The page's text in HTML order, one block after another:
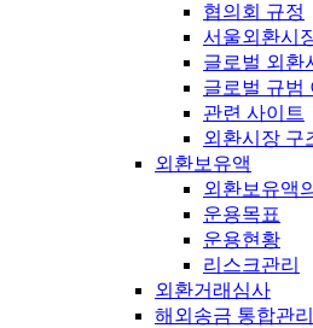
협의회 규정
서울외환시
글로벌 외환
글로벌 규범
관련 사이트
외환시장 구
외환보유액
외환보유액
운용목표
운용현황
리스크관리
외환거래심사
해외송금 통합관